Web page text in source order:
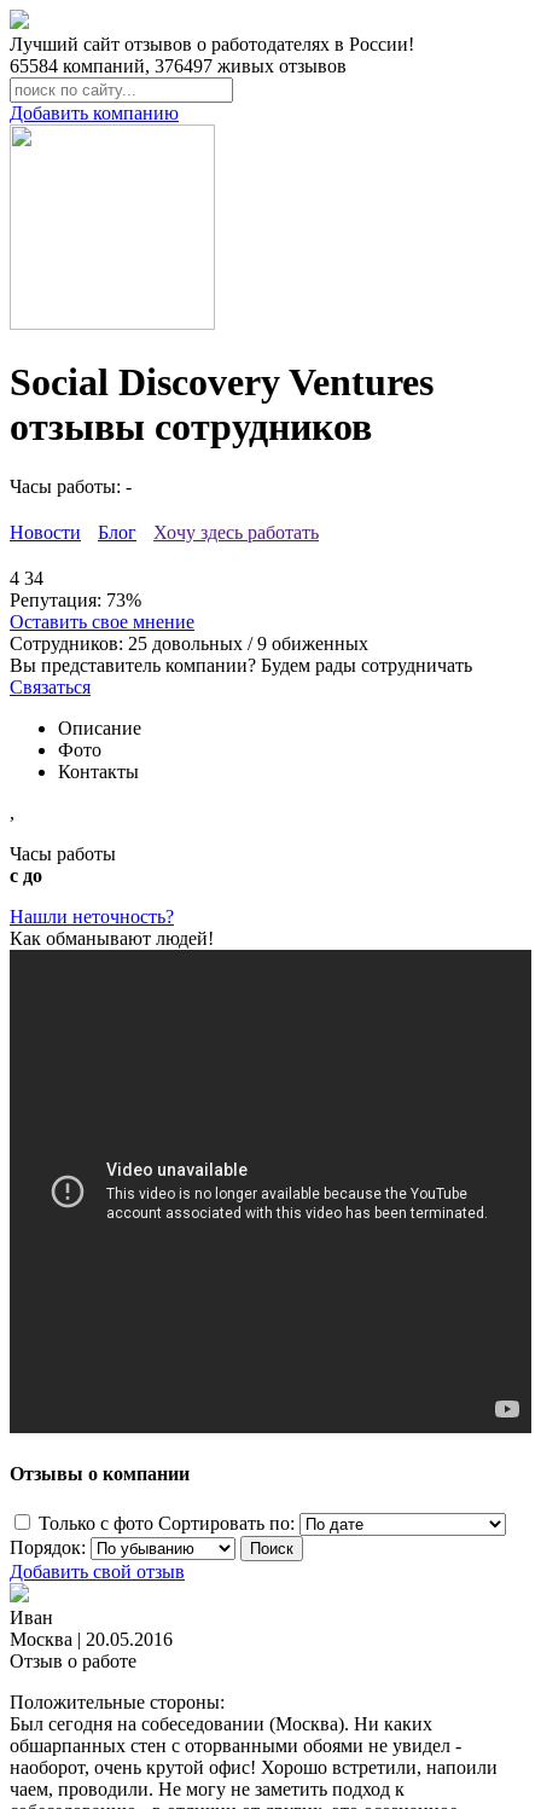
Лучший сайт отзывов о работодателях в России!
65584 компаний, 376497 живых отзывов
Добавить компанию
Social Discovery Ventures
отзывы сотрудников
Часы работы: -
Новости Блог Хочу здесь работать
4 34
Репутация: 73%
Оставить свое мнение
Сотрудников: 25 довольных /9 обиженных
Вы представитель компании? Будем рады сотрудничать
Связаться
Описание
Фото
Контакты
,
Часы работы
с до
Нашли неточность?
Как обманывают людей!
Отзывы о компании
Только с фото Сортировать по:
Порядок:
Добавить свой отзыв
Иван
Москва | 20.05.2016
Отзыв о работе
Положительные стороны:
Был сегодня на собеседовании (Москва). Ни каких
обшарпанных стен с оторванными обоями не увидел -
наоборот, очень крутой офис! Хорошо встретили, напоили
чаем, проводили. Не могу не заметить подход к